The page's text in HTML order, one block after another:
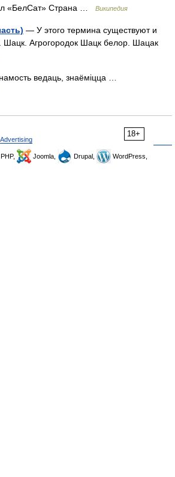
«БелСат» Страна … Википедия
— У этого термина существуют и
Шацк. Агрогородок Шацк белор. Шацак
ведаць, знаёміцца …
18+
Advertising
Joomla, Drupal,
WordPress,